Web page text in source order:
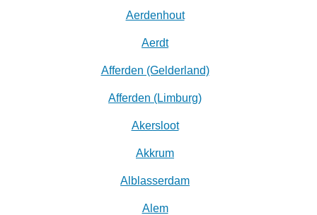
Aerdenhout
Aerdt
Afferden (Gelderland)
Afferden (Limburg)
Akersloot
Akkrum
Alblasserdam
Alem